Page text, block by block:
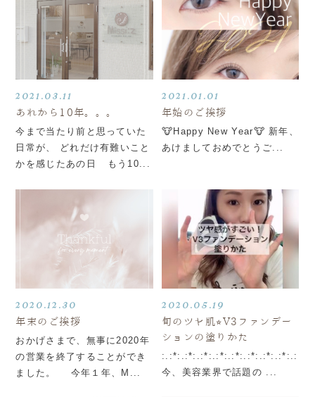
2021.03.11
あれから10年。。。
今まで当たり前と思っていた
日常が、 どれだけ有難いこと
かを感じたあの日 もう10...
2021.01.01
年始のご挨拶
🐮Happy New Year🐮 新年、
あけましておめでとうご...
2020.12.30
年末のご挨拶
おかげさまで、無事に2020年
の営業を終了することができ
ました 。 今年１年、M...
2020.05.19
旬のツヤ肌⭐︎V3ファンデー
ションの塗りかた
:.:*:.:*:.:*:.:*:.:*:.:*:.:*:.:*:.:
今、美容業界で話題の ...